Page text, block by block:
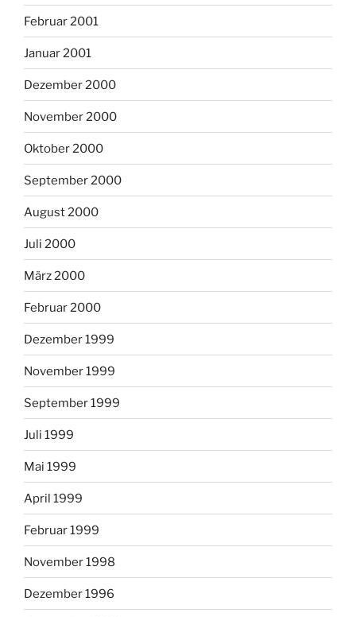
Februar 2001
Januar 2001
Dezember 2000
November 2000
Oktober 2000
September 2000
August 2000
Juli 2000
März 2000
Februar 2000
Dezember 1999
November 1999
September 1999
Juli 1999
Mai 1999
April 1999
Februar 1999
November 1998
Dezember 1996